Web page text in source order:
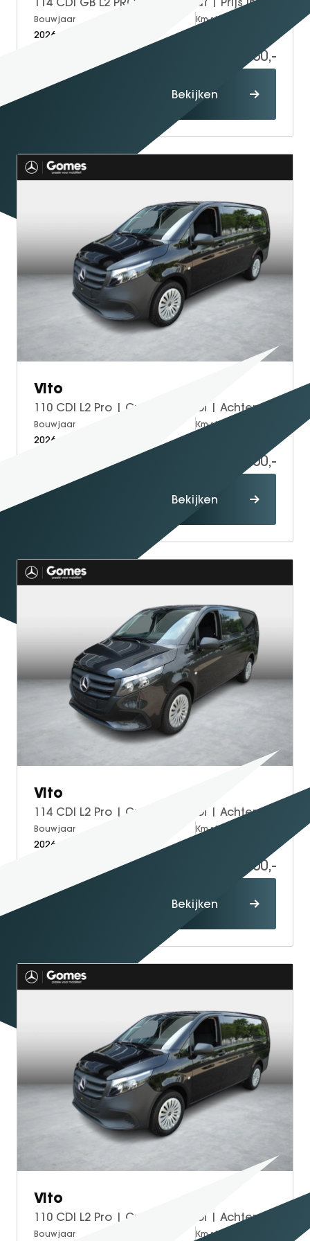
GT Coupé
S-Klasse
smart #1
smart #3
smart #5
Free
Dream
Dongfeng
Mhero
Box
BYD
SEAL
SEAL U
BYD SEAL 6 DM-I
DOLPHIN SURF
BYD DOLPHIN
ATTO 2
ATTO 2 DM-I
Bouwjaar
2026
Km-stand
44.950,-
Bekijken
Vito
110 CDI L2 Pro | Cruise Control | Achteruitrijcamera
Bouwjaar
2026
Km-stand
46.200,-
Bekijken
Vito
Bouwjaar
2026
Km-stand
52.500,-
Bekijken
Vito
110 CDI L2 Pro | Cruise Control | Achteruitrijcamera
Bouwjaar Km-stand